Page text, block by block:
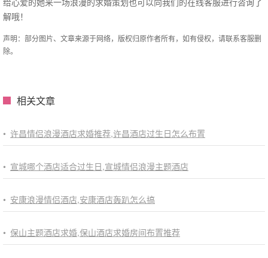
解哦！
声明：部分图片、文章来源于网络，版权归原作者所有，如有侵权，请联系客服删
除。
相关文章
• 许昌情侣浪漫酒店求婚推荐,许昌酒店过生日怎么布置
• 宣城哪个酒店适合过生日,宣城情侣浪漫主题酒店
• 安康浪漫情侣酒店,安康酒店轰趴怎么搞
• 保山主题酒店求婚,保山酒店求婚房间布置推荐